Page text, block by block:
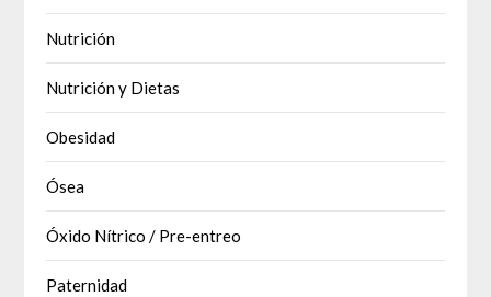
Nutrición
Nutrición y Dietas
Obesidad
Ósea
Óxido Nítrico / Pre-entreo
Paternidad